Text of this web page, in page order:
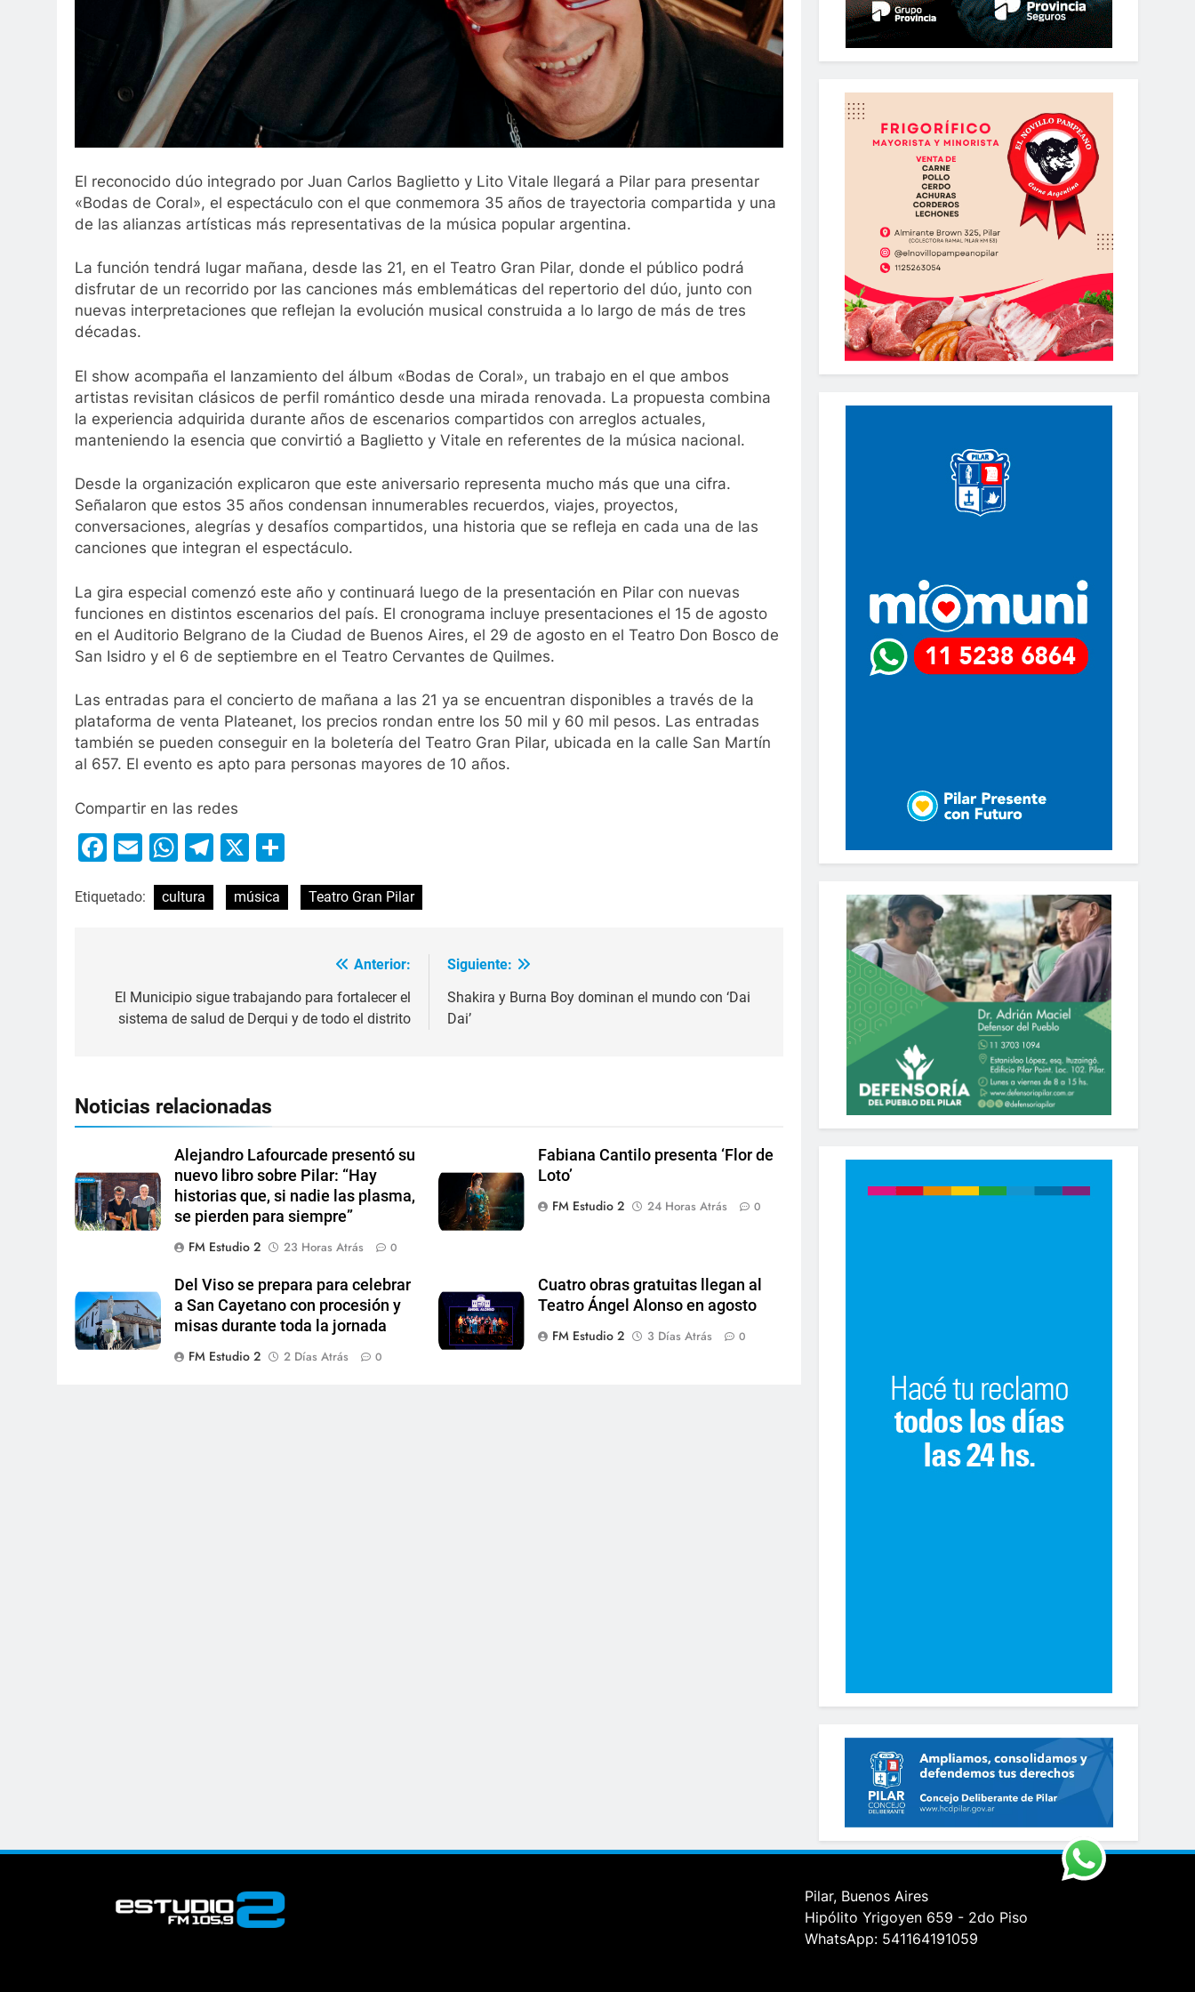
El reconocido dúo integrado por Juan Carlos Baglietto y Lito Vitale llegará a Pilar para presentar
«Bodas de Coral», el espectáculo con el que conmemora 35 años de trayectoria compartida y una
de las alianzas artísticas más representativas de la música popular argentina.
La función tendrá lugar mañana, desde las 21, en el Teatro Gran Pilar, donde el público podrá
disfrutar de un recorrido por las canciones más emblemáticas del repertorio del dúo, junto con
nuevas interpretaciones que reflejan la evolución musical construida a lo largo de más de tres
décadas.
El show acompaña el lanzamiento del álbum «Bodas de Coral», un trabajo en el que ambos
artistas revisitan clásicos de perfil romántico desde una mirada renovada. La propuesta combina
la experiencia adquirida durante años de escenarios compartidos con arreglos actuales,
manteniendo la esencia que convirtió a Baglietto y Vitale en referentes de la música nacional.
Desde la organización explicaron que este aniversario representa mucho más que una cifra.
Señalaron que estos 35 años condensan innumerables recuerdos, viajes, proyectos,
conversaciones, alegrías y desafíos compartidos, una historia que se refleja en cada una de las
canciones que integran el espectáculo.
La gira especial comenzó este año y continuará luego de la presentación en Pilar con nuevas
funciones en distintos escenarios del país. El cronograma incluye presentaciones el 15 de agosto
en el Auditorio Belgrano de la Ciudad de Buenos Aires, el 29 de agosto en el Teatro Don Bosco de
San Isidro y el 6 de septiembre en el Teatro Cervantes de Quilmes.
Las entradas para el concierto de mañana a las 21 ya se encuentran disponibles a través de la
plataforma de venta Plateanet, los precios rondan entre los 50 mil y 60 mil pesos. Las entradas
también se pueden conseguir en la boletería del Teatro Gran Pilar, ubicada en la calle San Martín
al 657. El evento es apto para personas mayores de 10 años.
Compartir en las redes
Facebook
EmailWhatsApp
Telegram
X
Etiquetado: cultura música Teatro Gran Pilar
Anterior:
El Municipio sigue trabajando para fortalecer el
sistema de salud de Derqui y de todo el distrito
Siguiente:
Shakira y Burna Boy dominan el mundo con ‘Dai
Dai’
Noticias relacionadas
Alejandro Lafourcade presentó su
nuevo libro sobre Pilar: “Hay
historias que, si nadie las plasma,
se pierden para siempre”
FM Estudio 2
23 Horas Atrás 0
Fabiana Cantilo presenta ‘Flor de
Loto’
FM Estudio 2
24 Horas Atrás 0
Del Viso se prepara para celebrar
a San Cayetano con procesión y
misas durante toda la jornada
FM Estudio 2
2 Días Atrás 0
Cuatro obras gratuitas llegan al
Teatro Ángel Alonso en agosto
FM Estudio 2
3 Días Atrás 0
Pilar, Buenos Aires
Hipólito Yrigoyen 659 - 2do Piso
WhatsApp: 541164191059